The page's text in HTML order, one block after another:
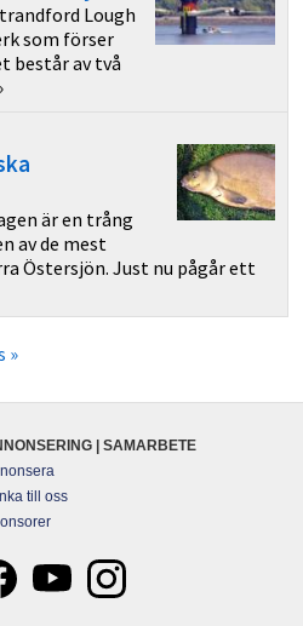
Lough
som förser
består av två
är en trång
av de mest
Östersjön. Just nu pågår ett
»
| SAMARBETE
till oss